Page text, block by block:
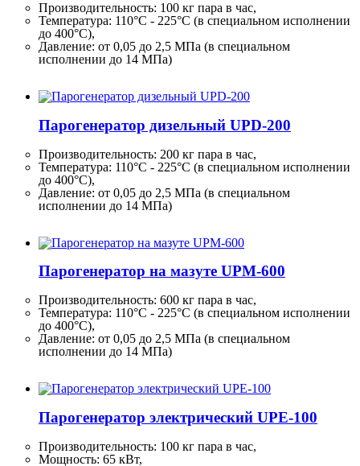
Производительность: 100 кг пара в час,
Температура: 110°C - 225°C (в специальном исполнении
до 400°C),
Давление: от 0,05 до 2,5 МПа (в специальном
исполнении до 14 МПа)
Парогенератор дизельный UPD-200
Производительность: 200 кг пара в час,
Температура: 110°C - 225°C (в специальном исполнении
до 400°C),
Давление: от 0,05 до 2,5 МПа (в специальном
исполнении до 14 МПа)
Парогенератор на мазуте UPM-600
Производительность: 600 кг пара в час,
Температура: 110°C - 225°C (в специальном исполнении
до 400°C),
Давление: от 0,05 до 2,5 МПа (в специальном
исполнении до 14 МПа)
Парогенератор электрический UPE-100
Производительность: 100 кг пара в час,
Мощность: 65 кВт,